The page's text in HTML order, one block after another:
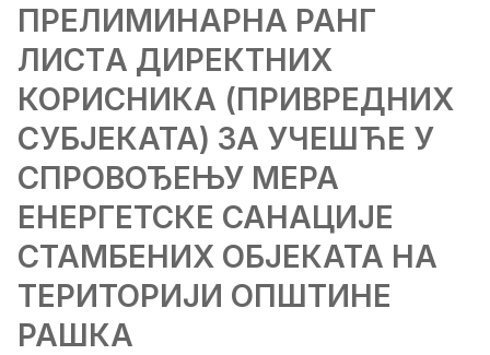
ПРЕЛИМИНАРНA РАНГ
ЛИСТA ДИРЕКТНИХ
КОРИСНИКА (ПРИВРЕДНИХ
СУБЈЕКАТА) ЗА УЧЕШЋЕ У
СПРОВОЂЕЊУ МЕРА
ЕНЕРГЕТСКЕ САНАЦИЈЕ
СТАМБЕНИХ ОБЈЕКАТА НА
ТЕРИТОРИЈИ ОПШТИНЕ
РАШКА